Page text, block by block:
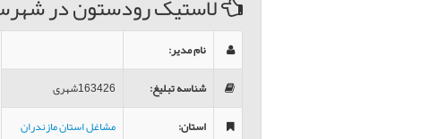
نام مدیر:
شناسه تبلیغ:
163426شهری
استان:
مشاغل استان مازندران